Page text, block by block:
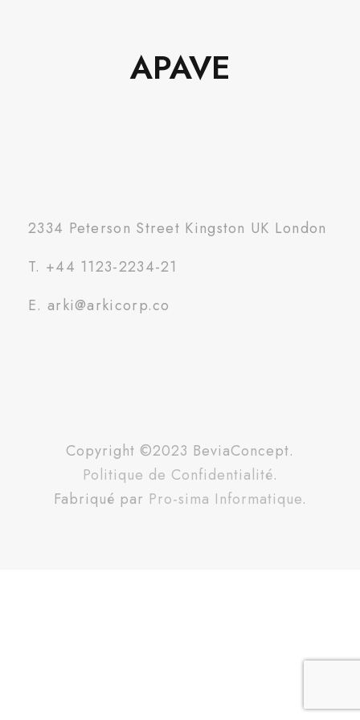
APAVE
2334 Peterson Street Kingston UK London
T. +44 1123-2234-21
E. arki@arkicorp.co
Copyright ©2023 BeviaConcept.
Politique de Confidentialité.
Fabriqué par Pro-sima Informatique.